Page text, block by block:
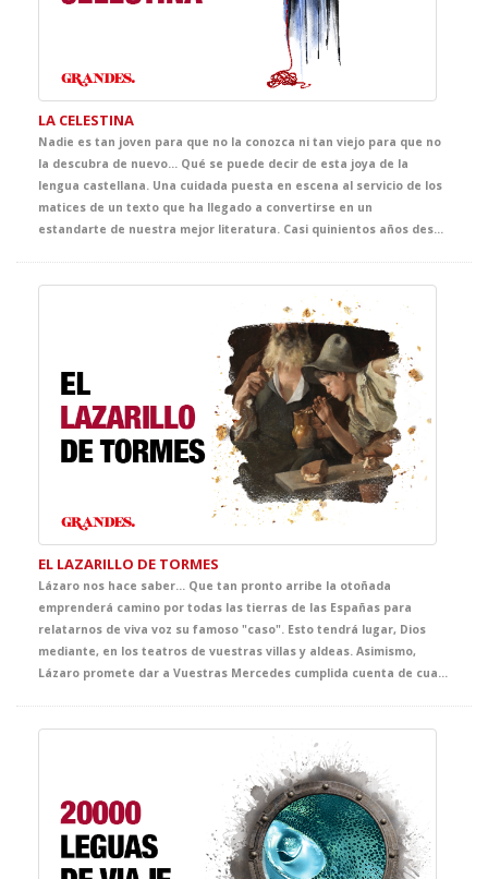
LA CELESTINA
Nadie es tan joven para que no la conozca ni tan viejo para que no
la descubra de nuevo... Qué se puede decir de esta joya de la
lengua castellana. Una cuidada puesta en escena al servicio de los
matices de un texto que ha llegado a convertirse en un
EL LAZARILLO DE TORMES
Lázaro nos hace saber… Que tan pronto arribe la otoñada
emprenderá camino por todas las tierras de las Españas para
relatarnos de viva voz su famoso "caso". Esto tendrá lugar, Dios
mediante, en los teatros de vuestras villas y aldeas. Asimismo,